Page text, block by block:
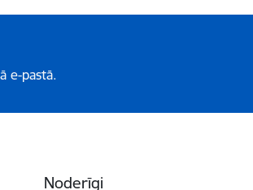
e-pastā.
Noderīgi